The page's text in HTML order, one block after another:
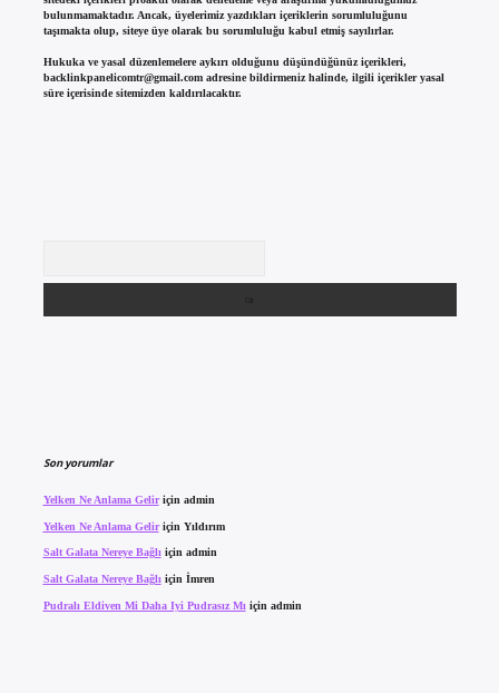
bulunmamaktadır. Ancak, üyelerimiz yazdıkları içeriklerin sorumluluğunu
taşımakta olup, siteye üye olarak bu sorumluluğu kabul etmiş sayılırlar.
Hukuka ve yasal düzenlemelere aykırı olduğunu düşündüğünüz içerikleri,
backlinkpanelicomtr@gmail.comadresine bildirmeniz halinde, ilgili içerikler yasal
süre içerisinde sitemizden kaldırılacaktır.
Son yorumlar
Yelken Ne Anlama Geliriçin admin
Yelken Ne Anlama Geliriçin Yıldırım
Salt Galata Nereye Bağlıiçin admin
Salt Galata Nereye Bağlı için İmren
Pudralı Eldiven Mi Daha Iyi Pudrasız Mı için admin